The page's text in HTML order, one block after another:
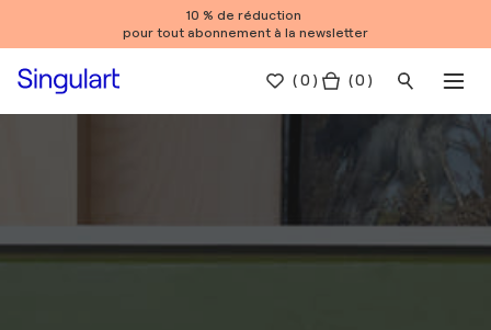
10 % de réduction
pour tout abonnement à la newsletter
(0 ) ( 0 )